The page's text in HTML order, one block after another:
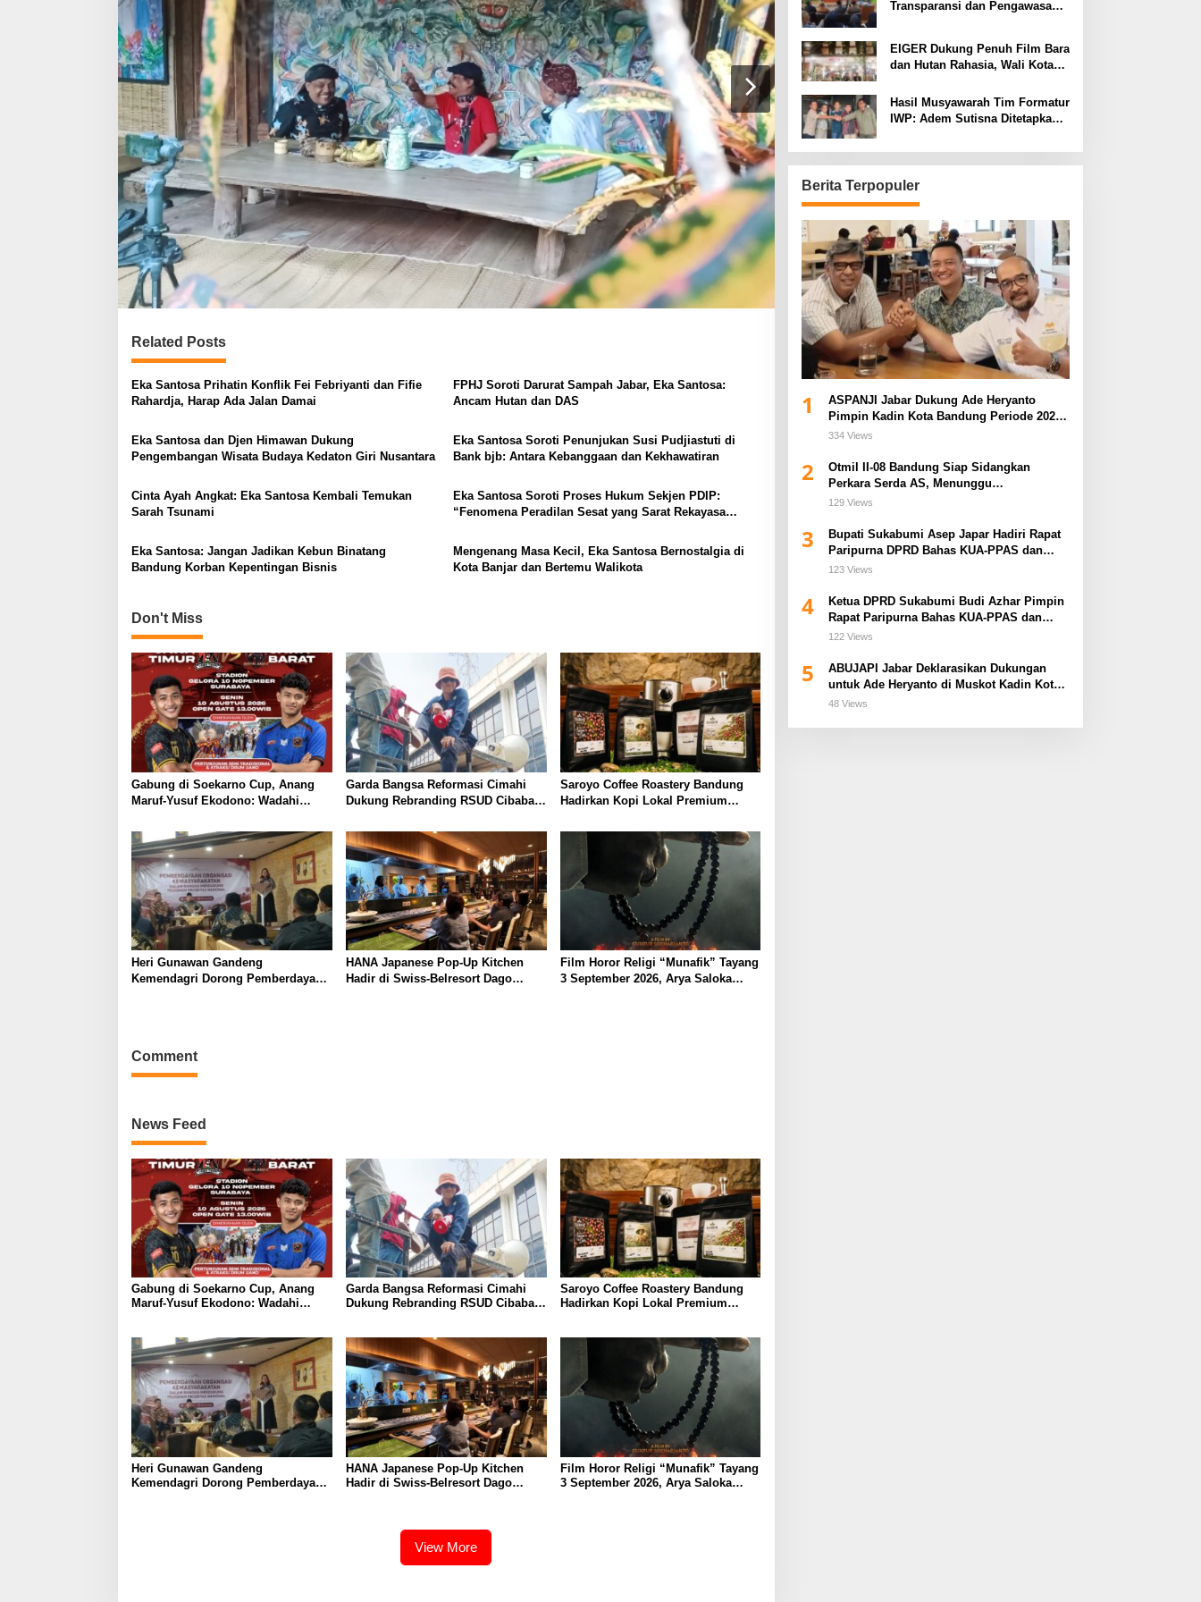
Related Posts
Eka Santosa Prihatin Konflik Fei Febriyanti dan Fifie
Rahardja, Harap Ada Jalan Damai
FPHJ Soroti Darurat Sampah Jabar, Eka Santosa:
Ancam Hutan dan DAS
Eka Santosa dan Djen Himawan Dukung
Pengembangan Wisata Budaya Kedaton Giri Nusantara
Eka Santosa Soroti Penunjukan Susi Pudjiastuti di
Bank bjb: Antara Kebanggaan dan Kekhawatiran
Cinta Ayah Angkat: Eka Santosa Kembali Temukan
Sarah Tsunami
Eka Santosa Soroti Proses Hukum Sekjen PDIP:
“Fenomena Peradilan Sesat yang Sarat Rekayasa
Eka Santosa: Jangan Jadikan Kebun Binatang
Bandung Korban Kepentingan Bisnis
Mengenang Masa Kecil, Eka Santosa Bernostalgia di
Kota Banjar dan Bertemu Walikota
Don't Miss
Gabung di Soekarno Cup, Anang
Maruf-Yusuf Ekodono: Wadahi
Air
Garda Bangsa Reformasi Cimahi
Dukung Rebranding RSUD Cibabat,
Pelayanan
Saroyo Coffee Roastery Bandung
Hadirkan Kopi Lokal Premium
Heri Gunawan Gandeng
Kemendagri Dorong Pemberdayaan
HANA Japanese Pop-Up Kitchen
Hadir di Swiss-Belresort Dago
Film Horor Religi “Munafik” Tayang
3 September 2026, Arya Saloka
Comment
News Feed
Gabung di Soekarno Cup, Anang
Maruf-Yusuf Ekodono: Wadahi
Garda Bangsa Reformasi Cimahi
Dukung Rebranding RSUD Cibabat,
Saroyo Coffee Roastery Bandung
Hadirkan Kopi Lokal Premium
Heri Gunawan Gandeng
Kemendagri Dorong Pemberdayaan
HANA Japanese Pop-Up Kitchen
Hadir di Swiss-Belresort Dago
Film Horor Religi “Munafik” Tayang
3 September 2026, Arya Saloka
View More
Transparansi dan Pengawasan
EIGER Dukung Penuh Film Bara
dan Hutan Rahasia, Wali Kota
Hasil Musyawarah Tim Formatur
IWP: Adem Sutisna Ditetapkan
Periode 2026–2028
Berita Terpopuler
1
ASPANJI Jabar Dukung Ade Heryanto
Pimpin Kadin Kota Bandung Periode 2026–
2031
334 Views
2
Otmil II-08 Bandung Siap Sidangkan
Perkara Serda AS, Menunggu
Rekomendasi Korem Sunan Gunung Jati
129 Views
3
Bupati Sukabumi Asep Japar Hadiri Rapat
Paripurna DPRD Bahas KUA-PPAS dan
Raperda Disabilitas
123 Views
4
Ketua DPRD Sukabumi Budi Azhar Pimpin
Rapat Paripurna Bahas KUA-PPAS dan
Raperda Tirta Jaya
122 Views
5
ABUJAPI Jabar Deklarasikan Dukungan
untuk Ade Heryanto di Muskot Kadin Kota
Bandung
48 Views